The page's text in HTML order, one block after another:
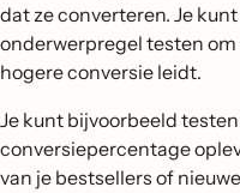
dat ze converteren. Je
onderwerpregel testen
hogere conversie leidt.
Je kunt bijvoorbeeld
conversiepercentage
van je bestsellers of